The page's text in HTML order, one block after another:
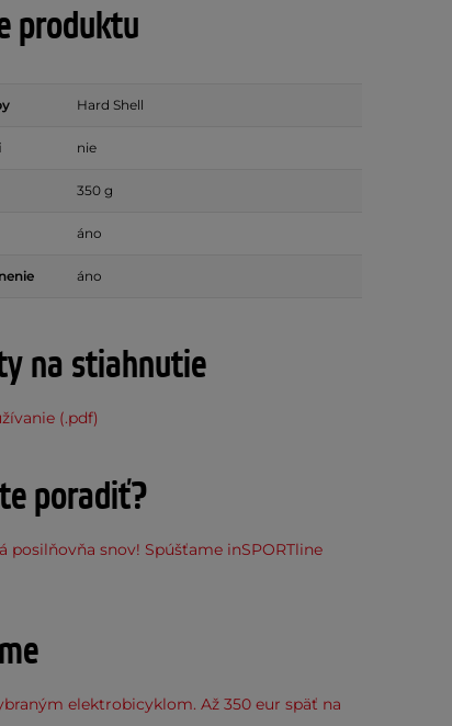
produktu
Hard Shell
nie
350 g
áno
áno
na stiahnutie
(.pdf)
poradiť?
posilňovňa snov! Spúšťame inSPORTline
elektrobicyklom. Až 350 eur späť na